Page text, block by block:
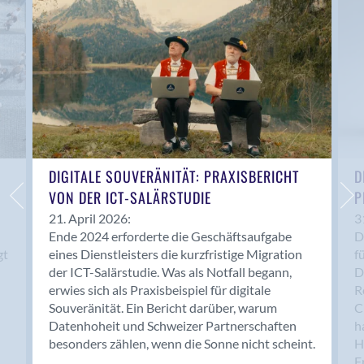
Anwil
Appenzell
Au SG
Baar
Baden
Balsthal
Balzers
Basel
Bassersdorf
Belp
Bendern
Benken (SG)
Bergdietikon
Berlin
Bern
Bern - Liebefeld
DIGITALE SOUVERÄNITÄT: PRAXISBERICHT
VON DER ICT-SALÄRSTUDIE
21. April 2026:
Ende 2024 erforderte die Geschäftsaufgabe
eines Dienstleisters die kurzfristige Migration
der ICT-Salärstudie. Was als Notfall begann,
erwies sich als Praxisbeispiel für digitale
Souveränität. Ein Bericht darüber, warum
Datenhoheit und Schweizer Partnerschaften
besonders zählen, wenn die Sonne nicht scheint.